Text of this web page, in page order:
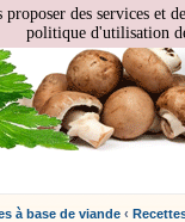
à base de viande ‹
des services et
politique d'utilisation